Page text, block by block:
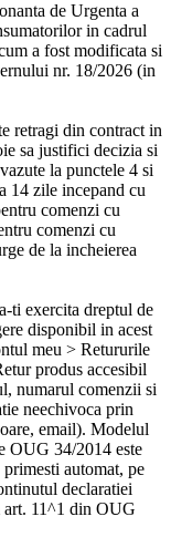
de Urgenta a
in cadrul
a fost modificata si
nr. 18/2026 (in
retragi din contract in
sa justifici decizia si
la punctele 4 si
14 zile incepand cu
comenzi cu
comenzi cu
de la incheierea
ti exercita dreptul de
disponibil in acest
meu > Retururile
produs accesibil
numarul comenzii si
neechivoca prin
email). Modelul
OUG 34/2014 este
automat, pe
declaratiei
art. 11^1 din OUG